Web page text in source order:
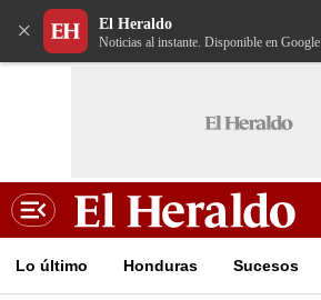
× El Heraldo
Noticias al instante. Disponible en
Lo último Honduras Sucesos